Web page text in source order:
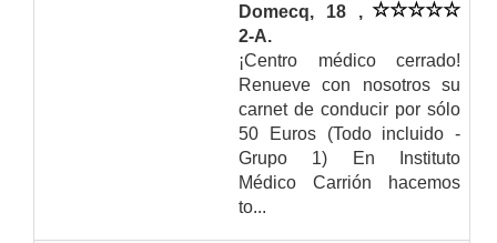
Domecq, 18 ,
2-A.
¡Centro médico cerrado!
Renueve con nosotros su
carnet de conducir por sólo
50 Euros (Todo incluido -
Grupo 1) En Instituto
Médico Carrión hacemos
to...